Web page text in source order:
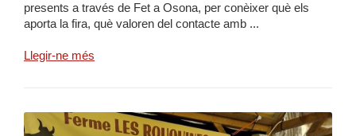
presents a través de Fet a Osona, per conèixer què els
aporta la fira, què valoren del contacte amb ...
Llegir-ne més